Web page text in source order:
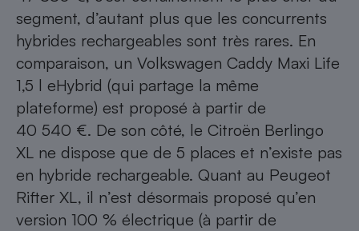
segment, d’autant plus que les concurrents
hybrides rechargeables sont très rares. En
comparaison, un Volkswagen Caddy Maxi Life
1,5 l eHybrid (qui partage la même
plateforme) est proposé à partir de
40 540 €. De son côté, le Citroën Berlingo
XL ne dispose que de 5 places et n’existe pas
en hybride rechargeable. Quant au Peugeot
Rifter XL, il n’est désormais proposé qu’en
version 100 % électrique (à partir de